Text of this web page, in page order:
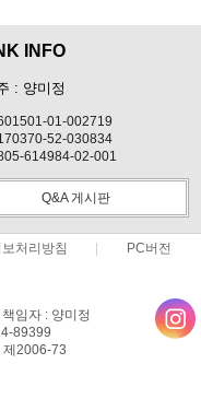
INFO
: 양미정
01-002719
52-030834
614984-02-001
Q&A 게시판
처리방침 PC버전
임자 : 양미정
89399
제2006-73